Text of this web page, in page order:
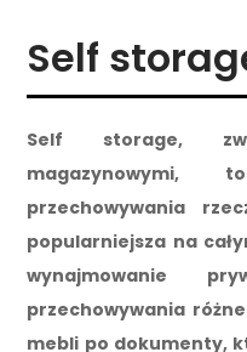
Self
Self storage,
magazynowymi,
przechowywania
popularniejsza na
wynajmowanie
przechowywania
mebli po dokumenty,